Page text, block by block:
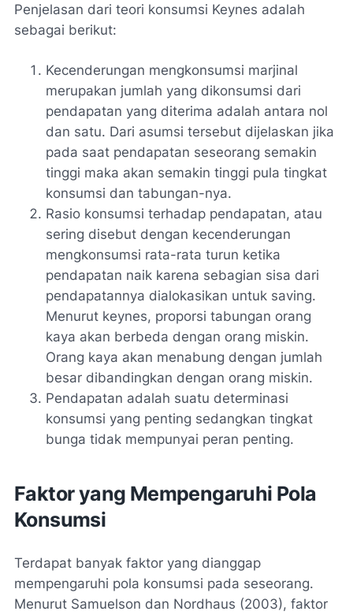
Penjelasan dari teori konsumsi Keynes adalah
sebagai berikut:
Kecenderungan mengkonsumsi marjinal
merupakan jumlah yang dikonsumsi dari
pendapatan yang diterima adalah antara nol
dan satu. Dari asumsi tersebut dijelaskan jika
pada saat pendapatan seseorang semakin
tinggi maka akan semakin tinggi pula tingkat
konsumsi dan tabungan-nya.
Rasio konsumsi terhadap pendapatan, atau
sering disebut dengan kecenderungan
mengkonsumsi rata-rata turun ketika
pendapatan naik karena sebagian sisa dari
pendapatannya dialokasikan untuk saving.
Menurut keynes, proporsi tabungan orang
kaya akan berbeda dengan orang miskin.
Orang kaya akan menabung dengan jumlah
besar dibandingkan dengan orang miskin.
Pendapatan adalah suatu determinasi
konsumsi yang penting sedangkan tingkat
bunga tidak mempunyai peran penting.
Faktor yang Mempengaruhi Pola
Konsumsi
Terdapat banyak faktor yang dianggap
mempengaruhi pola konsumsi pada seseorang.
Menurut Samuelson dan Nordhaus (2003), faktor